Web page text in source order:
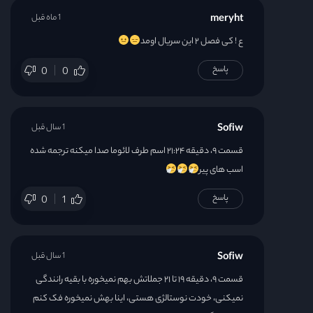
meryht
ع ! کی فصل ۲ این سریال اومد
0 0
1 ماه قبل
پاسخ
Sofiw
قسمت ۹، دقیقه ۲۱:۲۴ اسم طرف لائوما صدا میکنه ترجمه شده
اسب های پیر
0 1
1 سال قبل
پاسخ
Sofiw
قسمت ۹، دقیقه ۱۹ تا ۲۱ جملاتش بهم نمیخوره با بقیه رانندگی
نمیکنی، خودت نوستالژی هستی، اینا بهش نمیخوره فک کنم
1 سال قبل